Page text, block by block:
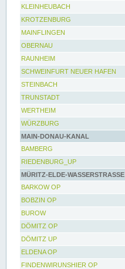
KLEINHEUBACH
KROTZENBURG
MAINFLINGEN
OBERNAU
RAUNHEIM
SCHWEINFURT NEUER HAFEN
STEINBACH
TRUNSTADT
WERTHEIM
WÜRZBURG
MAIN-DONAU-KANAL
BAMBERG
RIEDENBURG_UP
MÜRITZ-ELDE-WASSERSTRASSE
BARKOW OP
BOBZIN OP
BUROW
DÖMITZ OP
DÖMITZ UP
ELDENA OP
FINDENWIRUNSHIER OP